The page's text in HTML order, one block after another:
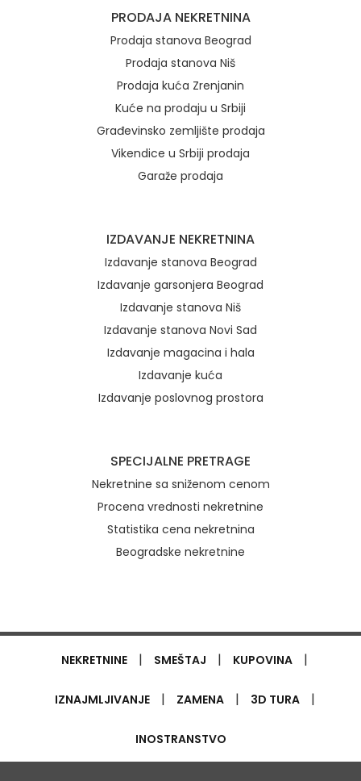
PRODAJA NEKRETNINA
Prodaja stanova Beograd
Prodaja stanova Niš
Prodaja kuća Zrenjanin
Kuće na prodaju u Srbiji
Građevinsko zemljište prodaja
Vikendice u Srbiji prodaja
Garaže prodaja
IZDAVANJE NEKRETNINA
Izdavanje stanova Beograd
Izdavanje garsonjera Beograd
Izdavanje stanova Niš
Izdavanje stanova Novi Sad
Izdavanje magacina i hala
Izdavanje kuća
Izdavanje poslovnog prostora
SPECIJALNE PRETRAGE
Nekretnine sa sniženom cenom
Procena vrednosti nekretnine
Statistika cena nekretnina
Beogradske nekretnine
NEKRETNINE | SMEŠTAJ | KUPOVINA |
IZNAJMLJIVANJE | ZAMENA | 3D TURA |
INOSTRANSTVO